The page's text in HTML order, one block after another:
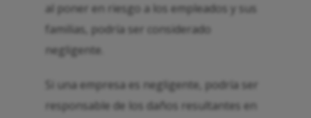
al poner en riesgo a los empleados y sus
familias, podría ser considerado
negligente.
Si una empresa es negligente, podría ser
responsable de los daños resultantes en